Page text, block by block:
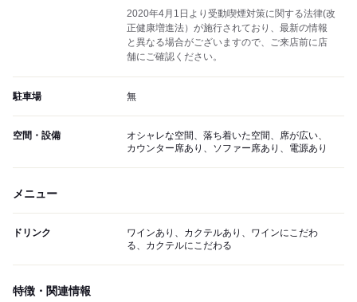
2020年4月1日より受動喫煙対策に関する法律(改
正健康増進法）が施行されており、最新の情報
と異なる場合がございますので、ご来店前に店
舗にご確認ください。
駐車場 無
空間・設備
オシャレな空間、落ち着いた空間、席が広い、
カウンター席あり、ソファー席あり、電源あり
メニュー
ドリンク
ワインあり、カクテルあり、ワインにこだわ
る、カクテルにこだわる
特徴・関連情報